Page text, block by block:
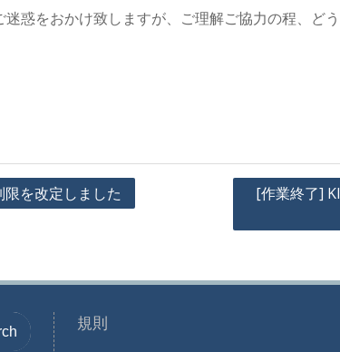
惑をおかけ致しますが、ご理解ご協力の程、ど
を改定しました
[作業終了]
規則